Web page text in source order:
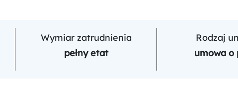
Wymiar zatrudnienia
pełny etat
Rodzaj
umowa o